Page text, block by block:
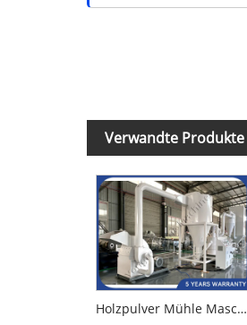
Verwandte Produkte
Holzpulver Mühle Maschine